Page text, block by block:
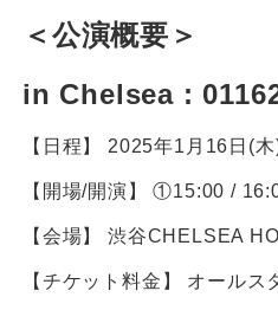
＜公演概要＞
in Chelsea :
【日程】 2025年1月16日(
【開場/開演】 ①15:00 /
【会場】 渋谷CHELSEA
【チケット料金】 オール